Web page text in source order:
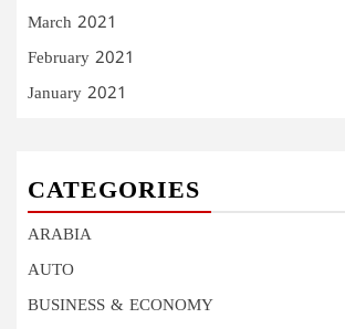
March 2021
February 2021
January 2021
CATEGORIES
ARABIA
AUTO
BUSINESS & ECONOMY